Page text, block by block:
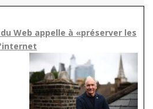
Web appelle à «préserver les